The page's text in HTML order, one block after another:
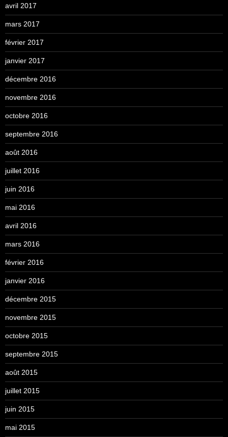
avril 2017
mars 2017
février 2017
janvier 2017
décembre 2016
novembre 2016
octobre 2016
septembre 2016
août 2016
juillet 2016
juin 2016
mai 2016
avril 2016
mars 2016
février 2016
janvier 2016
décembre 2015
novembre 2015
octobre 2015
septembre 2015
août 2015
juillet 2015
juin 2015
mai 2015